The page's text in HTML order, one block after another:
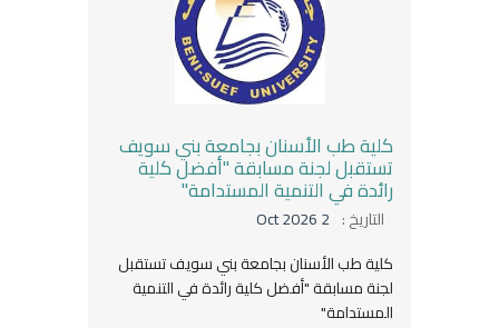
كلية طب الأسنان بجامعة بني سويف
تستقبل لجنة مسابقة "أفضل كلية
رائدة في التنمية المستدامة"
التاريخ : 2 Oct 2026
كلية طب الأسنان بجامعة بني سويف تستقبل
لجنة مسابقة "أفضل كلية رائدة في التنمية
المستدامة"